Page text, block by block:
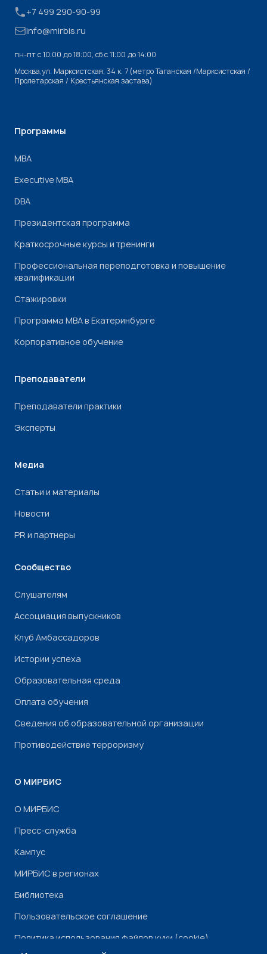
+7 499 290-90-99
info@mirbis.ru
пн-пт с 10:00 до 18:00, cб с 11:00 до 14:00
Москва,ул. Марксистская, 34 к. 7 (метро Таганская /Марксистская /
Пролетарская / Крестьянская застава)
Программы
МВА
Executive MBA
DBA
Президентская программа
Краткосрочные курсы и тренинги
Профессиональная переподготовка и повышение
квалификации
Стажировки
Программа МВА в Екатеринбурге
Корпоративное обучение
Преподаватели
Преподаватели практики
Эксперты
Медиа
Статьи и материалы
Новости
PR и партнеры
Сообщество
Слушателям
Ассоциация выпускников
Клуб Амбассадоров
Истории успеха
Образовательная среда
Оплата обучения
Сведения об образовательной организации
Противодействие терроризму
О МИРБИС
О МИРБИС
Пресс-служба
Кампус
МИРБИС в регионах
Библиотека
Пользовательское соглашение
Политика использования файлов куки (cookie)